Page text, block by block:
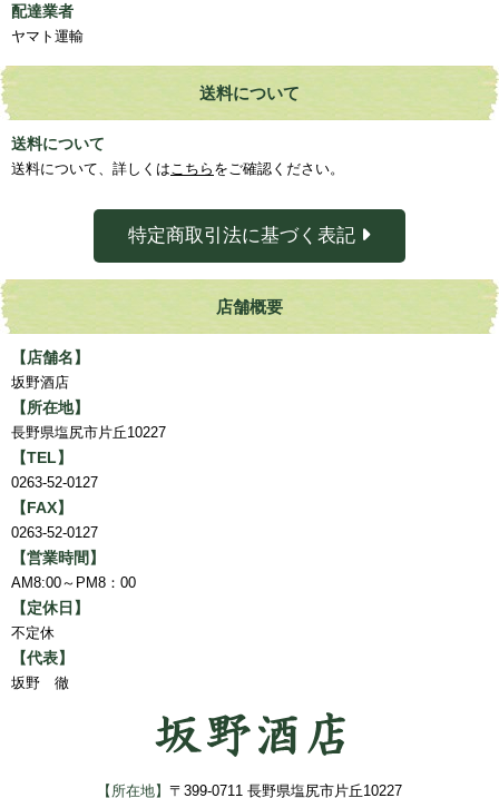
配達業者
ヤマト運輸
送料について
送料について
送料について、詳しくは こちら をご確認ください。
特定商取引法に基づく表記
店舗概要
【店舗名】
坂野酒店
【所在地】
長野県塩尻市片丘10227
【TEL】
0263-52-0127
【FAX】
0263-52-0127
【営業時間】
AM8:00～PM8：00
【定休日】
不定休
【代表】
坂野 徹
【所在地】 〒399-0711 長野県塩尻市片丘10227